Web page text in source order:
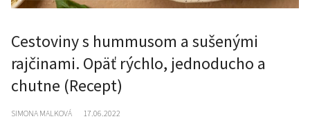
Cestoviny s hummusom a sušenými
rajčinami. Opäť rýchlo, jednoducho a
chutne (Recept)
SIMONA MALKOVÁ 17.06.2022